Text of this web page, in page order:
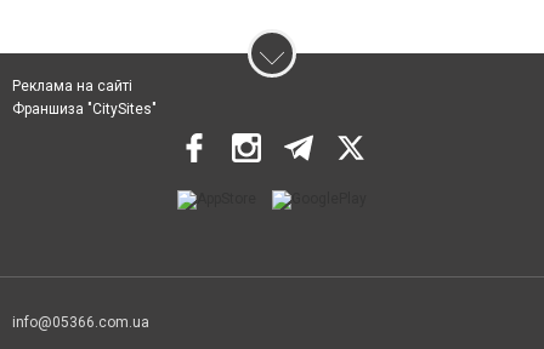
Реклама на сайті
Франшиза "CitySites"
info@05366.com.ua